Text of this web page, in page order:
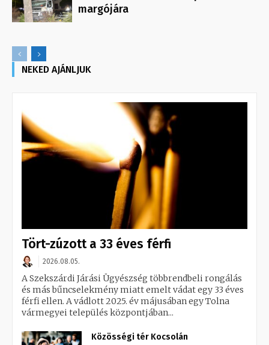
margójára
NEKED AJÁNLJUK
Tört-zúzott a 33 éves férfi
2026.08.05.
A Szekszárdi Járási Ügyészség többrendbeli rongálás
és más bűncselekmény miatt emelt vádat egy 33 éves
férfi ellen. A vádlott 2025. év májusában egy Tolna
vármegyei település központjában...
Közösségi tér Kocsolán